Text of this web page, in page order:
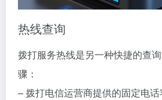
热线查询
拨打服务热线是另一种快捷的查
骤：
– 拨打电信运营商提供的固定电话